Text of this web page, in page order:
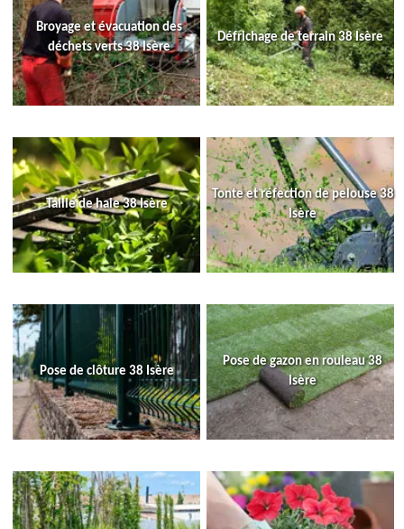
Broyage et évacuation des
déchets verts 38 Isère
Défrichage de terrain 38 Isère
Taille de haie 38 Isère
Tonte et réfection de pelouse 38
Isère
Pose de clôture 38 Isère
Pose de gazon en rouleau 38
Isère